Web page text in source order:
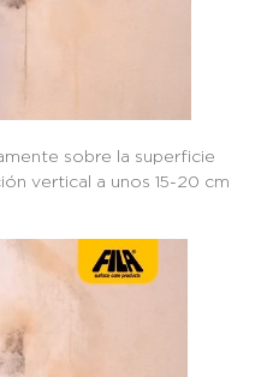
sobre la superficie
vertical a unos 15-20 cm